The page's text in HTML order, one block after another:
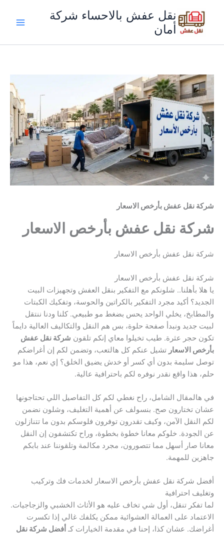
المحتوى
نقل عفش بالاحساء شركة
أمان
شركة نقل عفش بأرخص الاسعار
شركة نقل عفش بأرخص الاسعار
شركة نقل عفش بأرخص الاسعار
شركة نقل عفش بأرخص الاسعار
يا هلا بأهلنا.. شلونكم مع التفكير بنقل العفش وتجهيزات البيت
الجديد؟ أكيد مجرد التفكير بالكراتين والحوسة، وتفكيك الكبتات
والمطابخ، يخلي الواحد يحس بضغط مو طبيعي. كلنا ودنا ننتقل
لبيت جديد ونبدأ صفحة حلوة، بس هم النقل والتكاليف العالية دايماً
تكون حجر عثرة. طيب تخيلوا معاي إنكم تلقون شركة نقل عفش
بأرخص الاسعار تشيل عنكم كل هالتعب، وتضمن لكم إن أغراضكم
توصل سليمة بدون أي كسر أو خدش يضيق الخلق؟ إي نعم، هذا مو
حلم، هذا واقع نقدر نوفره لكم باحترافية عالية.
في هالمقال الشامل، راح نغطي لكم كل التفاصيل اللي تحتاجونها
عشان تختارون صح. بنسولف عن أهمية التغليف، وشلون نضمن
لكم النقل الآمن، وكيف تقدرون توفرون فلوسكم بدون ما تتنازلون
عن الجودة. خلوكم معانا خطوة بخطوة، وراح تكتشفون إن النقل
معانا صار أسهل مما تتصورون، مجرد مكالمة وتلقوننا عند بابكم
جاهزين للمهمة.
أفضل شركة نقل عفش بأرخص الاسعار لخدمات فك وتركيب
وتغليف احترافية
لما تفكر تنقل، أول شي تخاف عليه هو الأثاث الخشبي والزجاجيات.
الاعتماد على العمالة العشوائية ممكن يكلفك غالي إذا تكسرت
أغراضك. عشان كذا، إحنا في مقدمة الخيارات كـ أفضل شركة نقل